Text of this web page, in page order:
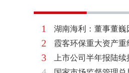
1
2
3
湖南海利：董事董巍
霞客环保重大资产
片）
上市公司半年报陆